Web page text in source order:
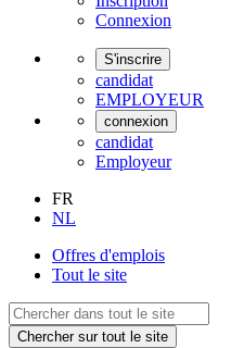
Connexion
S'inscrire
candidat
EMPLOYEUR
connexion
candidat
Employeur
FR
NL
Offres d'emplois
Tout le site